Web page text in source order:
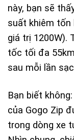
này, bạn sẽ
suất khiêm tốn
giá trị 1200W).
tốc tối đa
sau mỗi lần
Bạn biết
của Gogo Zip
trong dòng xe